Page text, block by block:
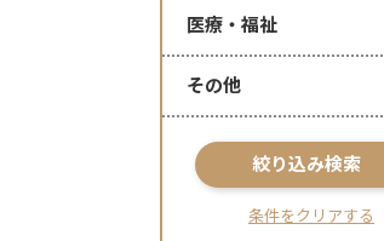
医療・福祉
その他
絞り込み検索
条件をクリアする